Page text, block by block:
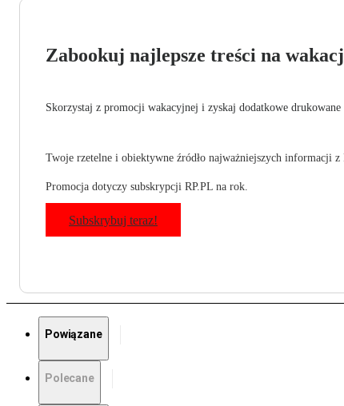
Zabookuj najlepsze treści na
Skorzystaj z promocji wakacyjnej i zyskaj dodatkowe
Twoje rzetelne i obiektywne źródło najważniejszych informacji z
Promocja dotyczy subskrypcji RP.PL na rok.
Subskrybuj teraz!
Powiązane
Polecane